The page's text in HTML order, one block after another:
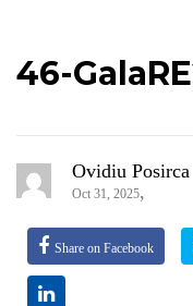
46-
Ovidiu Posirca
Oct 31, 2025,
Share on Facebook